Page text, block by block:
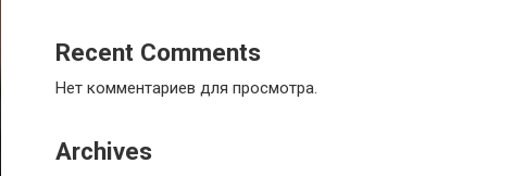
Recent Comments
Нет комментариев для просмотра.
Archives